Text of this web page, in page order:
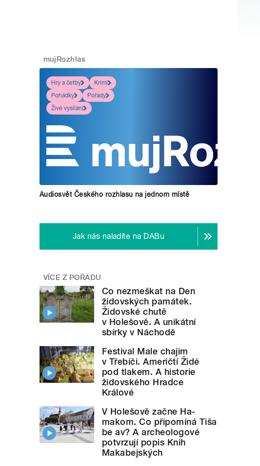
mujRozhlas
Hry a četby
Krimi
Pohádky
Pořady
Živé vysílání
Audiosvět Českého rozhlasu na jednom místě
Jak nás naladíte na DABu
VÍCE Z POŘADU
Co nezmeškat na Den
židovských památek.
Židovské chutě
v Holešově. A unikátní
sbírky v Náchodě
Festival Male chajim
v Třebíči. Američtí Židé
pod tlakem. A historie
židovského Hradce
Králové
V Holešově začne Ha-
makom. Co připomíná Tiša
be av? A archeologové
potvrzují popis Knih
Makabejských